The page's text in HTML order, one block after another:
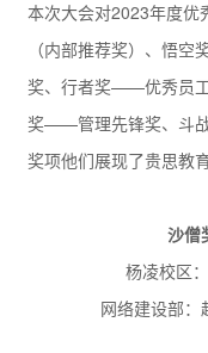
本次大会对2023年度
（内部推荐奖）、悟
奖、行者奖——优秀员
奖——管理先锋奖、斗
奖项他们展现了贵思教
沙僧
杨凌校区
网络建设部：